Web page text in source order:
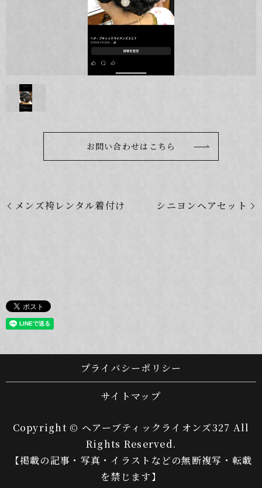
お問い合わせはこちら
メンズ袴レンタル着付け シニヨンヘアセット
プライバシーポリシー
サイトマップ
Copyright © ヘアーブティックライオンズ327 All
Rights Reserved.
【掲載の記事・写真・イラストなどの無断複写・転載
を禁じます】